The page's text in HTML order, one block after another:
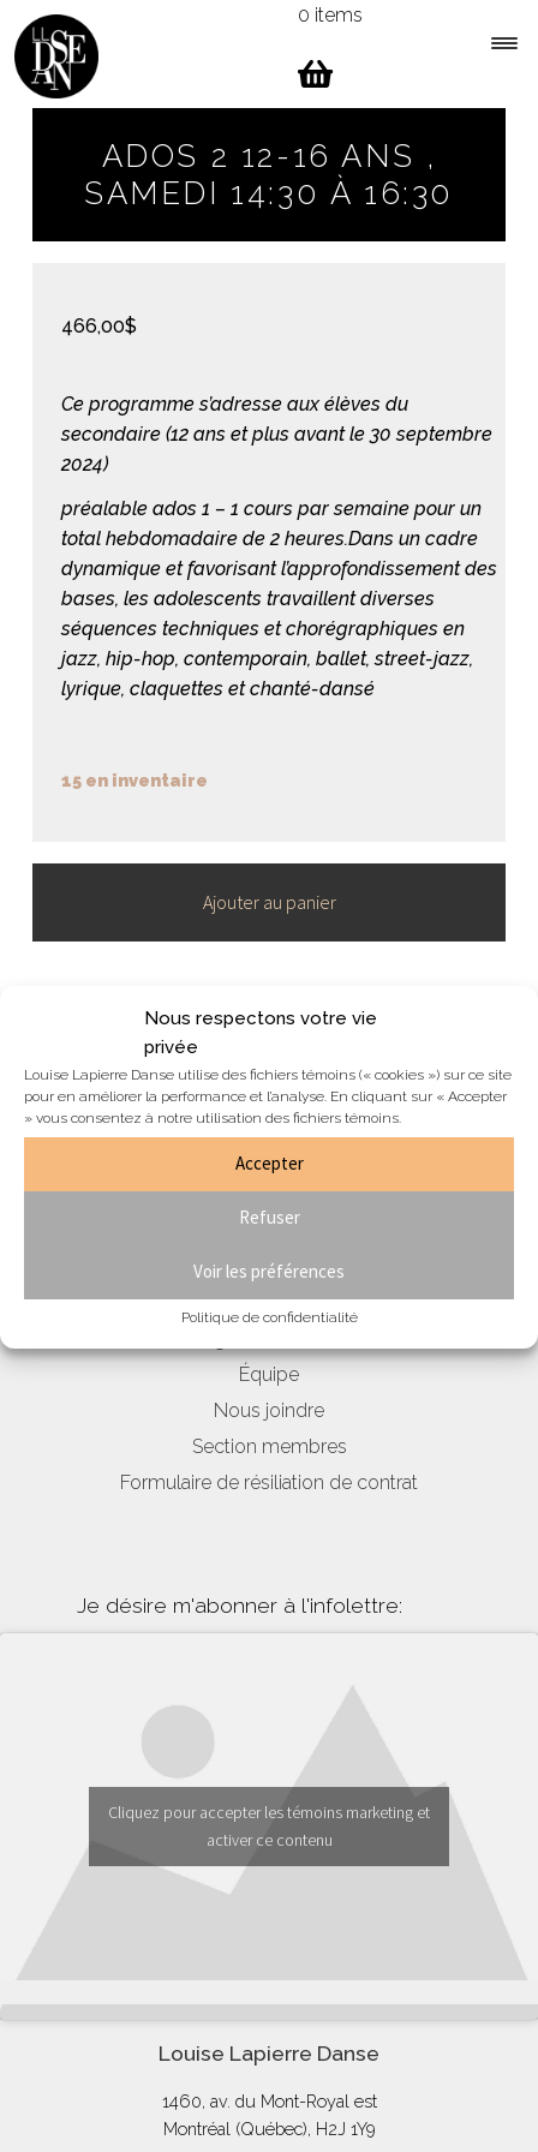
Nous respectons votre vie
privée
Louise Lapierre Danse utilise des fichiers témoins (« cookies ») sur ce site
pour en améliorer la performance et l’analyse. En cliquant sur « Accepter
» vous consentez à notre utilisation des fichiers témoins.
Accepter
Refuser
Voir les préférences
Politique de confidentialité
Skip
to
navigation
Skip
to
content
0 items
ADOS 2 12-16 ANS ,
SAMEDI 14:30 À 16:30
466,00$
Ce programme s’adresse aux élèves du
secondaire (12 ans et plus avant le 30 septembre
2024)
préalable ados 1 – 1 cours par semaine pour un
total hebdomadaire de 2 heures.Dans un cadre
dynamique et favorisant l’approfondissement des
bases, les adolescents travaillent diverses
séquences techniques et chorégraphiques en
jazz, hip-hop, contemporain, ballet, street-jazz,
lyrique, claquettes et chanté-dansé
15 en inventaire
de
16
ans
,
14:30
Ajouter au panier
INTÉRESSÉ? ESSAYEZ UN
COURS GRATUITEMENT!
Équipe
Nous joindre
Section membres
Formulaire de résiliation de contrat
Je désire m'abonner à l'infolettre:
Cliquez pour accepter les témoins marketing et
activer ce contenu
Louise Lapierre Danse
1460, av. du Mont-Royal est
Montréal (Québec), H2J 1Y9